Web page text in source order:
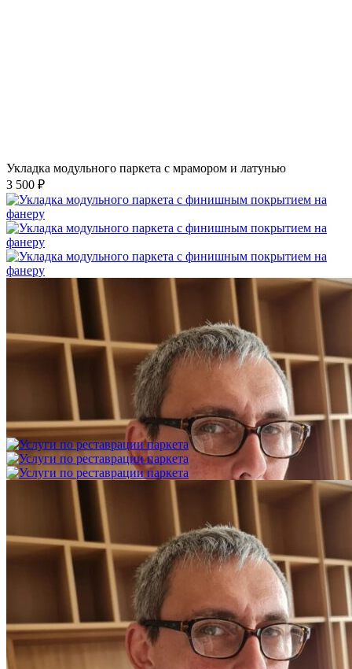
Укладка модульного паркета с мрамором и латунью
3 500 ₽
Укладка модульного паркета с финишным покрытием на
3 600 ₽
Услуги по реставрации паркета
1 500 ₽